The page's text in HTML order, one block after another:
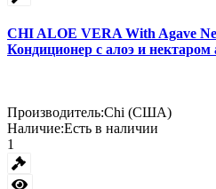
CHI ALOE VERA With Agave
Кондиционер с алоэ и
Производитель:Chi (США)
Наличие:Есть в наличии
1